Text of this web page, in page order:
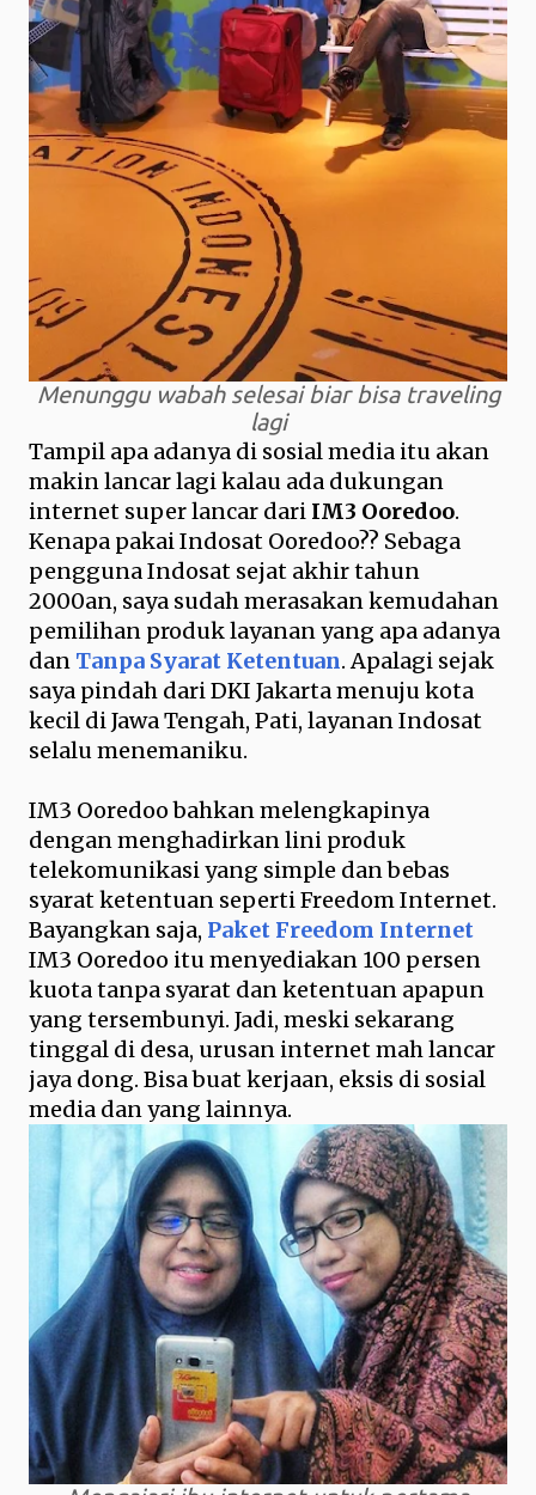
Menunggu wabah selesai biar bisa traveling
lagi
Tampil apa adanya di sosial media itu akan
makin lancar lagi kalau ada dukungan
internet super lancar dari IM3 Ooredoo.
Kenapa pakai Indosat Ooredoo?? Sebaga
pengguna Indosat sejat akhir tahun
2000an, saya sudah merasakan kemudahan
pemilihan produk layanan yang apa adanya
dan Tanpa Syarat Ketentuan. Apalagi sejak
saya pindah dari DKI Jakarta menuju kota
kecil di Jawa Tengah, Pati, layanan Indosat
selalu menemaniku.
IM3 Ooredoo bahkan melengkapinya
dengan menghadirkan lini produk
telekomunikasi yang simple dan bebas
syarat ketentuan seperti Freedom Internet.
Bayangkan saja, Paket Freedom Internet
IM3 Ooredoo itu menyediakan 100 persen
kuota tanpa syarat dan ketentuan apapun
yang tersembunyi. Jadi, meski sekarang
tinggal di desa, urusan internet mah lancar
jaya dong. Bisa buat kerjaan, eksis di sosial
media dan yang lainnya.